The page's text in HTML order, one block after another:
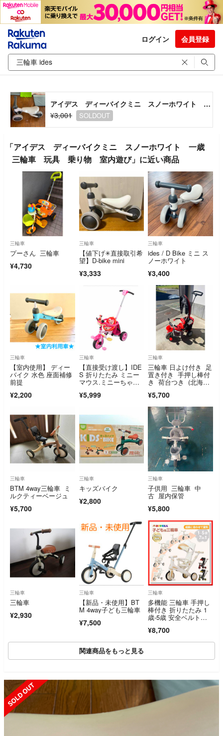
ログイン 会員登録
アイデス ディーバイクミニ スノーホワイト 一歳 三輪車 玩具 乗り物 室内遊び
¥3,001
SOLDOUT
「アイデス ディーバイクミニ スノーホワイト 一歳
三輪車 玩具 乗り物 室内遊び」に近い商品
三輪車
プーさん 三輪車
¥4,730
三輪車
【値下げ✳︎直接取引希
望】D-bike mini
¥3,333
三輪車
ides / D Bike ミニ ス
ノーホワイト
¥3,400
三輪車
【室内使用】 ディー
バイク 水色 座面補修
前提
¥2,200
三輪車
【直接受け渡し】IDE
S 折りたたみ ミニー
マウス.ミニーちゃん
¥5,999
三輪車
三輪車 日よけ付き 足
置き付き 手押し棒付
き 荷台つき (北海道:
¥5,700
三輪車
BTM 4way三輪車 ミ
ルクティーベージュ
¥5,700
三輪車
キッズバイク
¥2,800
三輪車
子供用 三輪車 中
古 屋内保管
¥5,800
三輪車
三輪車
¥2,930
三輪車
【新品・未使用】BT
M 4way子ども三輪車
¥7,500
三輪車
多機能 三輪車 手押し
棒付き 折りたたみ 1
歳-5歳 安全ベルト付
¥8,700
関連商品をもっと見る
SOLD OUT